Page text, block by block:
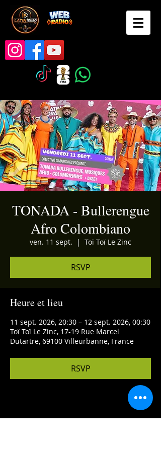
TONADA - Bullerengue
Afro Colombiano
ven. 11 sept.
  |
Toï Toï Le Zinc
RSVP
Heure et lieu
11 sept. 2026, 20:30 – 12 sept. 2026, 00:30
Toï Toï Le Zinc, 17-19 Rue Marcel
Dutartre, 69100 Villeurbanne, France
RSVP